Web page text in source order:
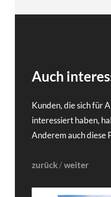
Auch
Kunden, die sich für
interessiert haben,
Anderem auch diese
zurück/weiter